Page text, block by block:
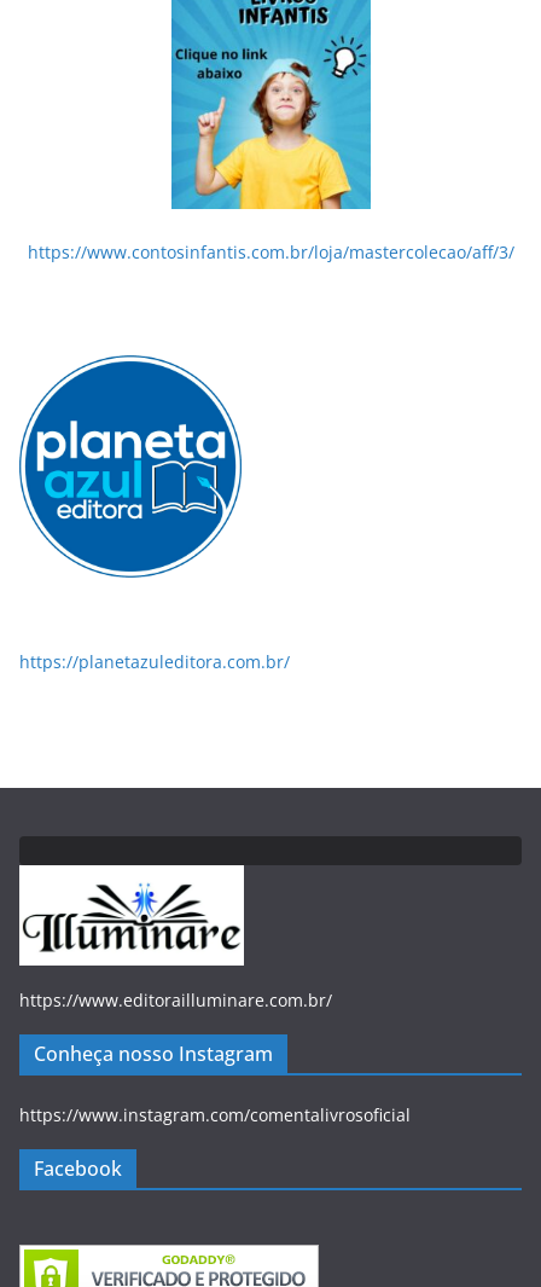
https://www.contosinfantis.com.br/loja/mastercolecao/aff/3/
https://planetazuleditora.com.br/
https://www.editorailluminare.com.br/
Conheça nosso Instagram
https://www.instagram.com/comentalivrosoficial
Facebook